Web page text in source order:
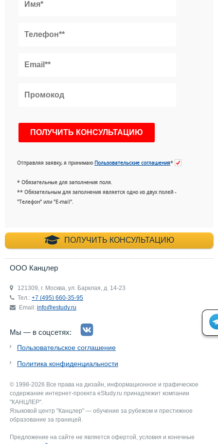
Отправляя заявку, я принимаю Пользовательские соглашения*
* Обязательные для заполнения поля.
** Обязательным для заполнения является одно из двух полей -
"Телефон" или "E-mail".
ПОЛУЧИТЬ КОНСУЛЬТАЦИЮ
+7 (495) 660-35-
ООО Канцлер
121309, г. Москва, ул. Барклая, д. 14-23
Тел.: +7 (495) 660-35-95
Email: info@estudy.ru
Мы — в соцсетях:
Пользовательское соглашение
Политика конфиденциальности
© 1998-2026 Все права на дизайн, информационное и графическое
содержание интернет-проекта eStudy.ru принадлежит компании
"КАНЦЛЕР".
Языковой центр "Канцлер" — обучение за рубежом и престижное
образование за границей.
Предложение на сайте не является офертой, условия и конечные